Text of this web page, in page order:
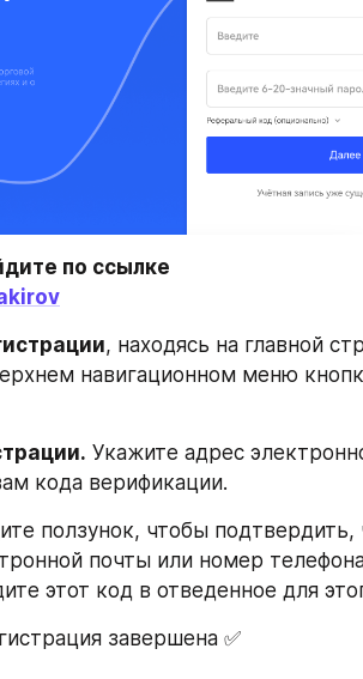
, находясь на главной
Укажите адрес
кода верификации.
ползунок, чтобы подтвердить,
почты или номер
этот код в отведенное для
завершена ✅